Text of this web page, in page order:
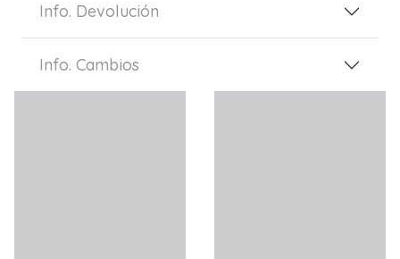
Info. Devolución
Info. Cambios